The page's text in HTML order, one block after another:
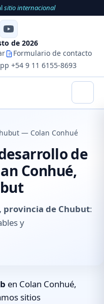
sitio internacional
de 2026
Formulario de contacto
+54 9 11 6155-8693
— Colan Conhué
de
Conhué,
provincia de Chubut:
y
en Colan Conhué,
sitios